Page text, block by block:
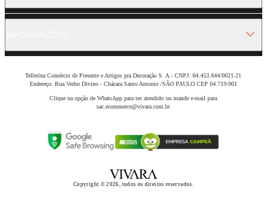
Tellerina Comércio de Presente e Artigos pra Decoração S. A.- CNPJ: 84.453.844/0021-21
Endereço: Rua Verbo Divino - Chácara Santo Antonio /SÃO PAULO CEP 04.719-901
Clique na opção de WhatsApp para ser atendido ou mande e-mail para
sac.ecommerce@vivara.com.br
Copyright © 2026, todos os direitos reservados.